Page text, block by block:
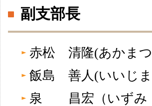
副支部長
赤松 清隆(あか
飯島 善人(いいじ
泉 昌宏（いず